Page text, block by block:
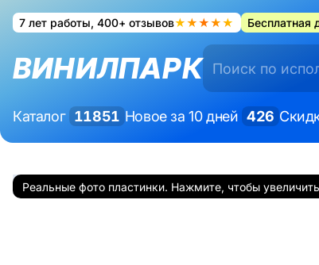
7 лет работы, 400+ отзывов★★★★★ Бесплатная
ВИНИЛПАРК
Каталог 11851 Новое за 10 дней 426
Реальные фото пластинки. Нажмите, чтобы увеличить